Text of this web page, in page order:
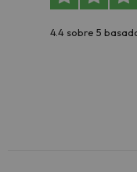
4.4 sobre 5